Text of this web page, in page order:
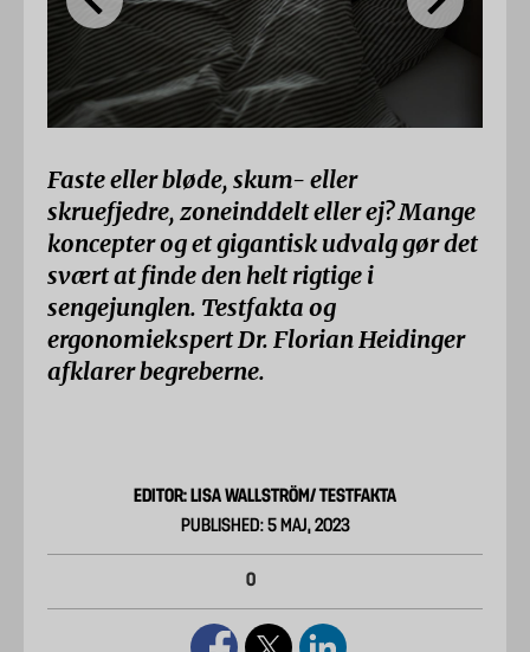
Faste eller bløde, skum- eller
skruefjedre, zoneinddelt eller ej? Mange
koncepter og et gigantisk udvalg gør det
svært at finde den helt rigtige i
sengejunglen. Testfakta og
ergonomiekspert Dr. Florian Heidinger
afklarer begreberne.
EDITOR: LISA WALLSTRÖM/ TESTFAKTA
PUBLISHED: 5 MAJ, 2023
0